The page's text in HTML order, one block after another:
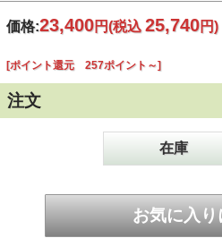
価格:23,400円(税込 25,740円)
[ポイント還元 257ポイント～]
注文
在庫